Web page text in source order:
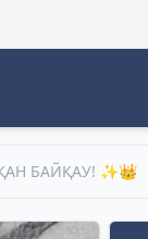
БАЙҚАУ! ✨👑